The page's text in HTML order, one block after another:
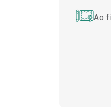
Ao